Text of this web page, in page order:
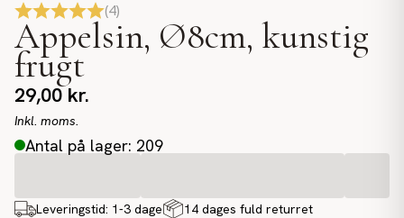
(4)
Appelsin, Ø8cm, kunstig
frugt
29,00kr.
Inkl. moms.
Antal på lager: 209
Leveringstid: 1-3 dage 14 dages fuld returret